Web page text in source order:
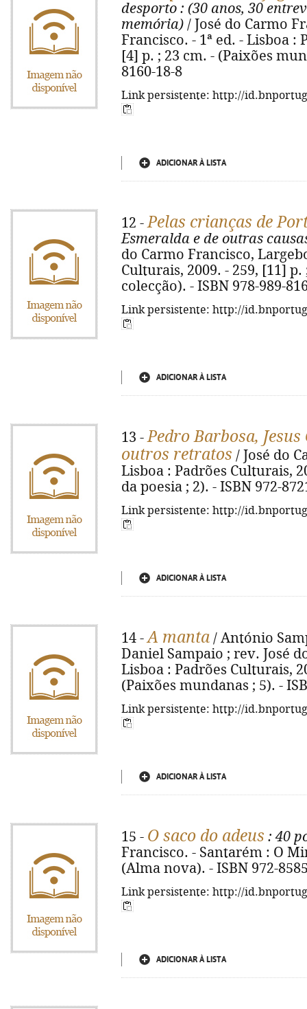
desporto : (30 anos, 30
memória) / José do Carmo
Francisco. - 1ª ed. - Lisboa :
[4] p. ; 23 cm. - (Paixões
8160-18-8
Link persistente: http://
ADICIONAR À LISTA
12 -Pelas crianças de
Esmeralda e de outras
do Carmo Francisco,
Culturais, 2009. - 259, [11]
colecção). - ISBN 978-989-
Link persistente: http://
ADICIONAR À LISTA
13 -Pedro Barbosa,
outros retratos / José do
Lisboa : Padrões Culturais,
da poesia ; 2). - ISBN 972-
Link persistente: http://
ADICIONAR À LISTA
14 -A manta / António
Daniel Sampaio ; rev. José
Lisboa : Padrões Culturais,
(Paixões mundanas ; 5). -
Link persistente: http://
ADICIONAR À LISTA
15 - O saco do adeus : 40
Francisco. - Santarém : O
(Alma nova). - ISBN 972-
Link persistente: http://
ADICIONAR À LISTA